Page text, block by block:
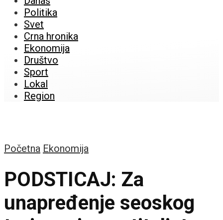
Politika
Svet
Crna hronika
Ekonomija
Društvo
Sport
Lokal
Region
Početna Ekonomija
PODSTICAJ: Za
unapređenje seoskog